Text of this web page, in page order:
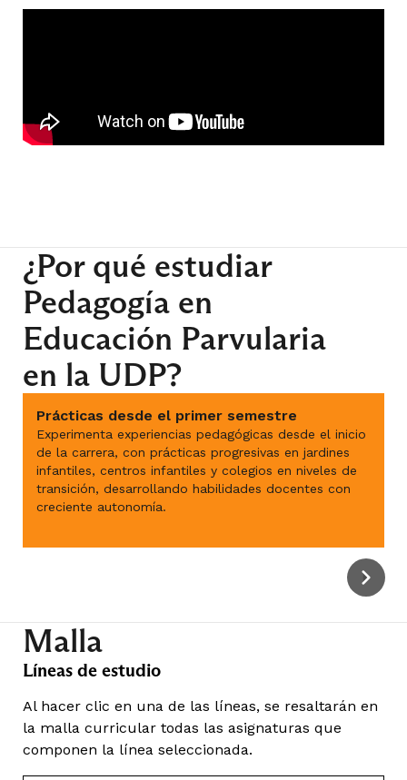
¿Por qué estudiar
Pedagogía en
Educación Parvularia
en la UDP?
Prácticas desde el primer semestre
Experimenta experiencias pedagógicas desde el inicio
de la carrera, con prácticas progresivas en jardines
infantiles, centros infantiles y colegios en niveles de
transición, desarrollando habilidades docentes con
creciente autonomía.
Malla
Líneas de estudio
Al hacer clic en una de las líneas, se resaltarán en
la malla curricular todas las asignaturas que
componen la línea seleccionada.